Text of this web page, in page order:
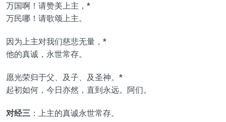
万国啊！请赞美上主，*
万民哪！请歌颂上主。
因为上主对我们慈悲无量，*
他的真诚，永世常存。
愿光荣归于父、及子、及圣神。*
起初如何，今日亦然，直到永远。阿们。
对经三 ：上主的真诚永世常存。